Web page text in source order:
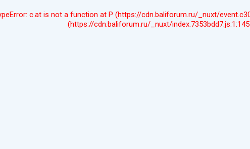
c.at is not a function at P (https://cdn.baliforum.ru/_nuxt/
(https://cdn.baliforum.ru/_nuxt/